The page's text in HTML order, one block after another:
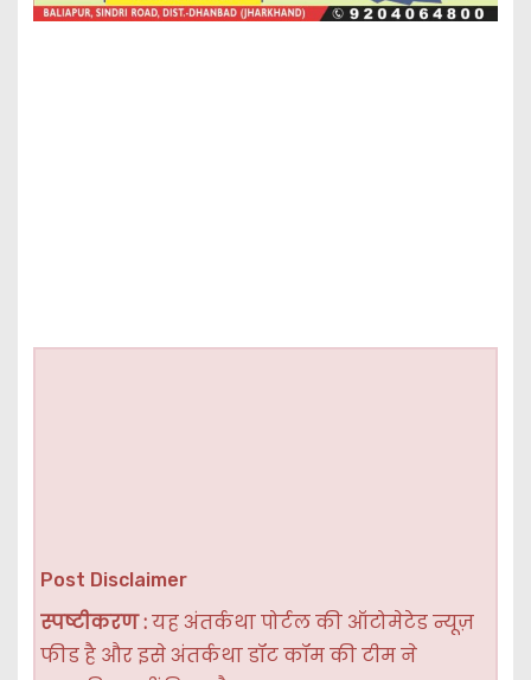
Post Disclaimer
स्पष्टीकरण :यह अंतर्कथा पोर्टल की ऑटोमेटेड न्यूज़
फीड है और इसे अंतर्कथा डॉट कॉम की टीम ने